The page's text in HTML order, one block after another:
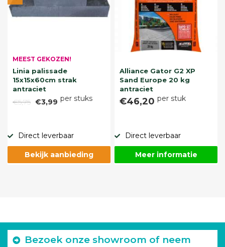
MEEST GEKOZEN!
Linia palissade
15x15x60cm strak
antraciet
€5,75 €3,99 per stuks
Direct leverbaar
Bekijk aanbieding
Alliance Gator G2 XP
Sand Europe 20 kg
antraciet
€46,20 per stuk
Direct leverbaar
Meer informatie
Bezoek onze showroom of neem